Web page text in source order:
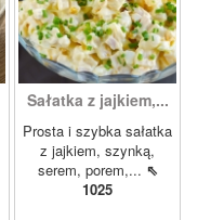
Sałatka z jajkiem,...
Prosta i szybka sałatka
z jajkiem, szynką,
serem, porem,... ⇖
1025